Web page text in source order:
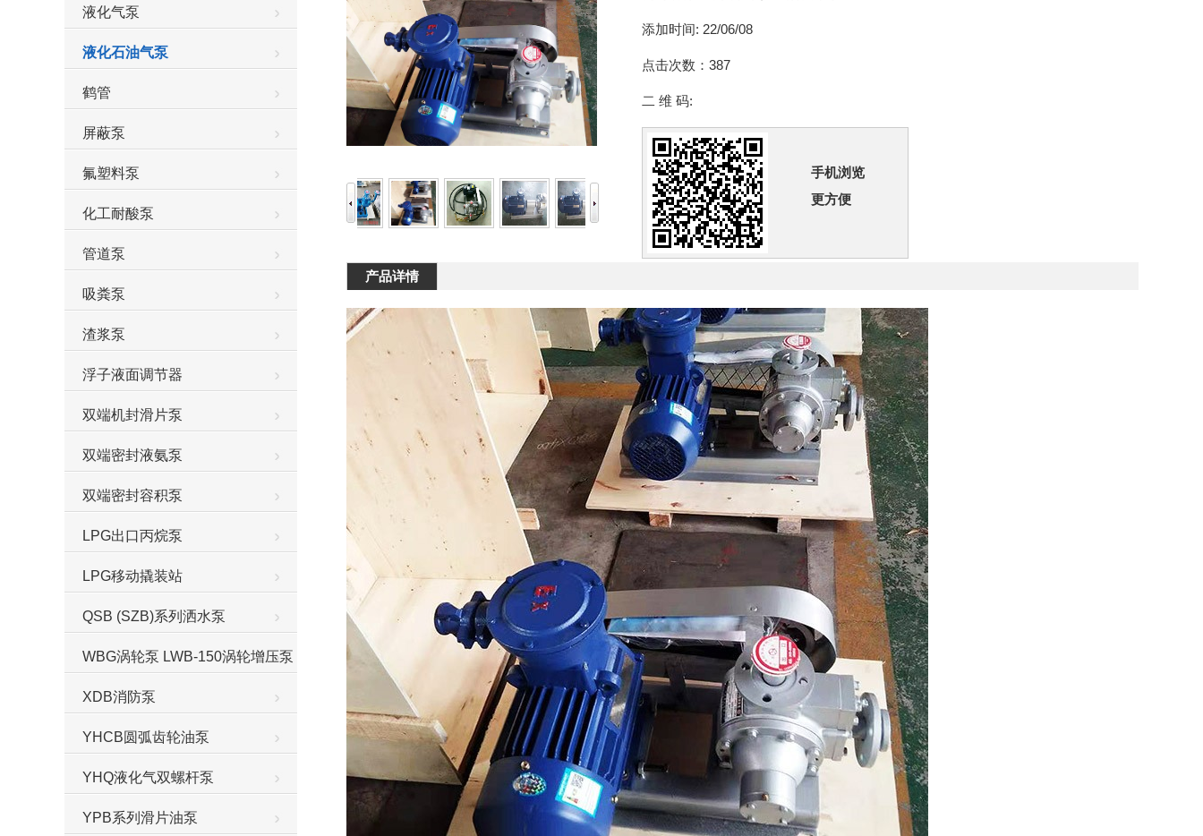
液化气泵
液化石油气泵
鹤管
屏蔽泵
氟塑料泵
化工耐酸泵
管道泵
吸粪泵
渣浆泵
浮子液面调节器
双端机封滑片泵
双端密封液氨泵
双端密封容积泵
LPG出口丙烷泵
LPG移动撬装站
QSB (SZB)系列洒水泵
WBG涡轮泵 LWB-150涡轮增压泵
XDB消防泵
YHCB圆弧齿轮油泵
YHQ液化气双螺杆泵
YPB系列滑片油泵
添加时间: 22/06/08
点击次数： 387
二 维 码:
手机浏览
更方便
产品详情